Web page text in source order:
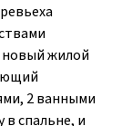
новый жилой
2 ванными
спальне, и